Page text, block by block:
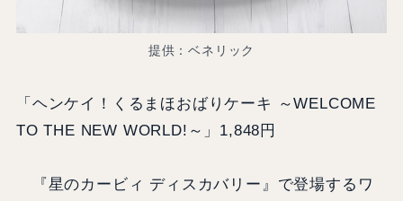
提供：ベネリック
「ヘンケイ！くるまほおばりケーキ ～WELCOME
TO THE NEW WORLD!～」1,848円
『星のカービィ ディスカバリー』で登場するワ